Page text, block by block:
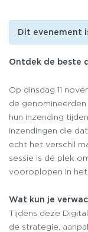
Dit evenement
Ontdek de beste
Op dinsdag 11
de genomineerden
hun inzending
Inzendingen die
echt het verschil
sessie is dé plek
vooroplopen in het
Wat kun je
Tijdens deze
de strategie,